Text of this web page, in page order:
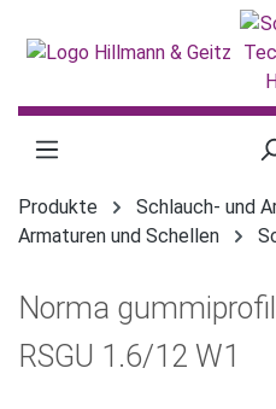
Produkte
Schlauch- und
Armaturen und Schellen
Norma
RSGU 1.6/12 W1